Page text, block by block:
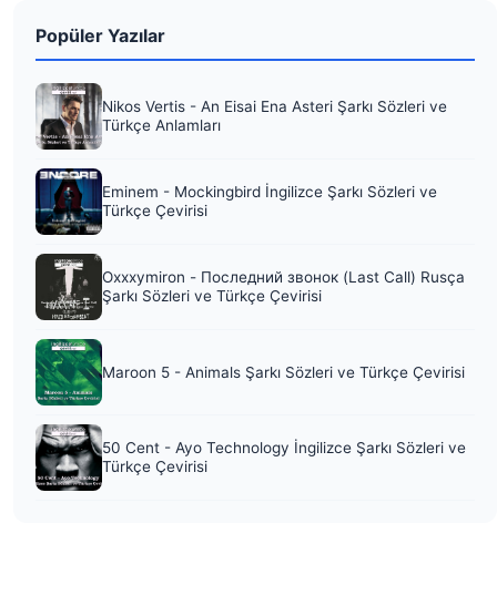
Popüler Yazılar
Nikos Vertis - An Eisai Ena Asteri Şarkı Sözleri ve
Türkçe Anlamları
Eminem - Mockingbird İngilizce Şarkı Sözleri ve
Türkçe Çevirisi
Oxxxymiron - Последний звонок (Last Call) Rusça
Şarkı Sözleri ve Türkçe Çevirisi
Maroon 5 - Animals Şarkı Sözleri ve Türkçe Çevirisi
50 Cent - Ayo Technology İngilizce Şarkı Sözleri ve
Türkçe Çevirisi